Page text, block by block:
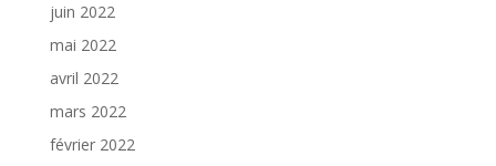
juin 2022
mai 2022
avril 2022
mars 2022
février 2022